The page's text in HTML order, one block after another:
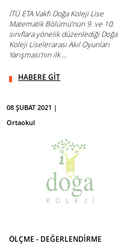
İTÜ ETA Vakfı Doğa Koleji Lise
Matematik Bölümü’nün 9. ve 10.
sınıflara yönelik düzenlediği Doğa
Koleji Liselerarası Akıl Oyunları
Yarışması‘nın ilk ...
HABERE GİT
08 ŞUBAT 2021 |
Ortaokul
ÖLÇME - DEĞERLENDİRME